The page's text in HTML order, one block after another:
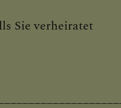
LINKS
Sie verheiratet